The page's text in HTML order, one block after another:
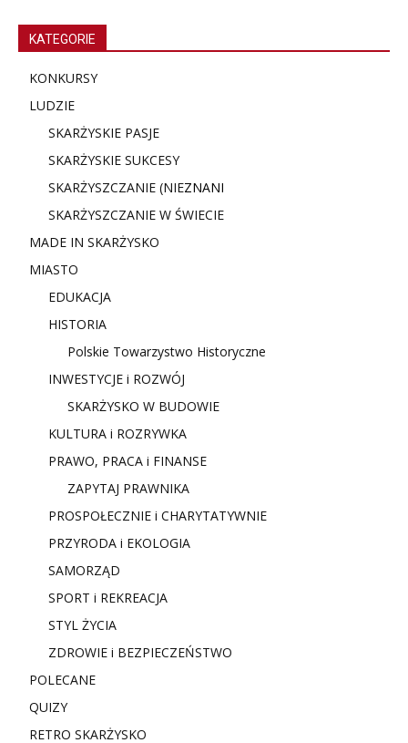
KATEGORIE
KONKURSY
LUDZIE
SKARŻYSKIE PASJE
SKARŻYSKIE SUKCESY
SKARŻYSZCZANIE (NIEZNANI
SKARŻYSZCZANIE W ŚWIECIE
MADE IN SKARŻYSKO
MIASTO
EDUKACJA
HISTORIA
Polskie Towarzystwo Historyczne
INWESTYCJE i ROZWÓJ
SKARŻYSKO W BUDOWIE
KULTURA i ROZRYWKA
PRAWO, PRACA i FINANSE
ZAPYTAJ PRAWNIKA
PROSPOŁECZNIE i CHARYTATYWNIE
PRZYRODA i EKOLOGIA
SAMORZĄD
SPORT i REKREACJA
STYL ŻYCIA
ZDROWIE i BEZPIECZEŃSTWO
POLECANE
QUIZY
RETRO SKARŻYSKO